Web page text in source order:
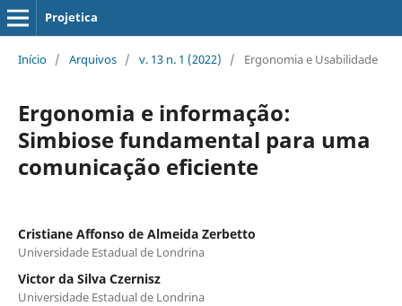
Projetica
Início / Arquivos / v. 13 n. 1 (2022) / Ergonomia e Usabilidade
Ergonomia e informação:
Simbiose fundamental para uma
comunicação eficiente
Cristiane Affonso de Almeida Zerbetto
Universidade Estadual de Londrina
Victor da Silva Czernisz
Universidade Estadual de Londrina